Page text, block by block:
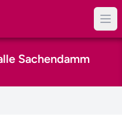
Sachendamm